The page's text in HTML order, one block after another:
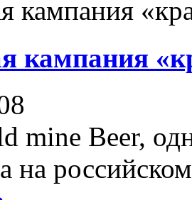
кампания
mine Beer,
на